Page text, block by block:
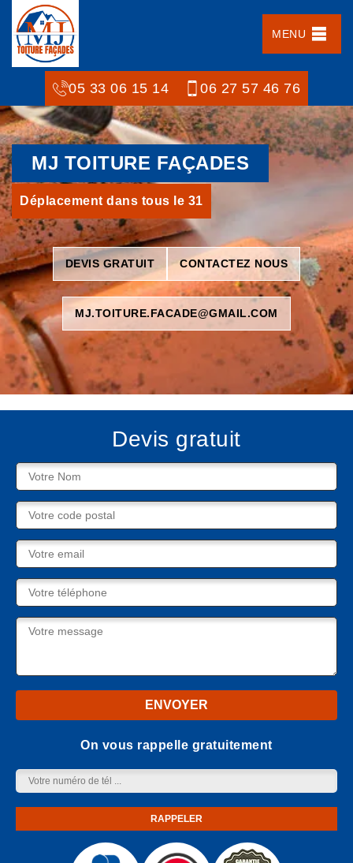
MENU
05 33 06 15 14 06 27 57 46 76
MJ TOITURE FAÇADES
Déplacement dans tous le 31
DEVIS GRATUIT CONTACTEZ NOUS
MJ.TOITURE.FACADE@GMAIL.COM
Devis gratuit
On vous rappelle gratuitement